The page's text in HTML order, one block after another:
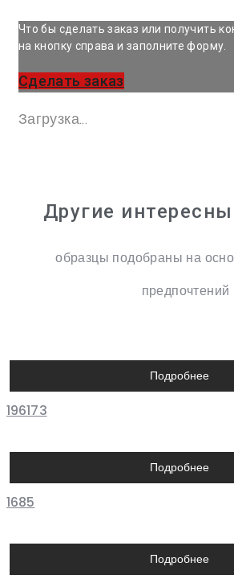
Что бы сделать заказ или получить
на кнопку справа и заполните форму.
Сделать заказ
Загрузка...
Другие
образцы подобраны на
предпочтений
Подробнее
196173
Подробнее
1685
Подробнее